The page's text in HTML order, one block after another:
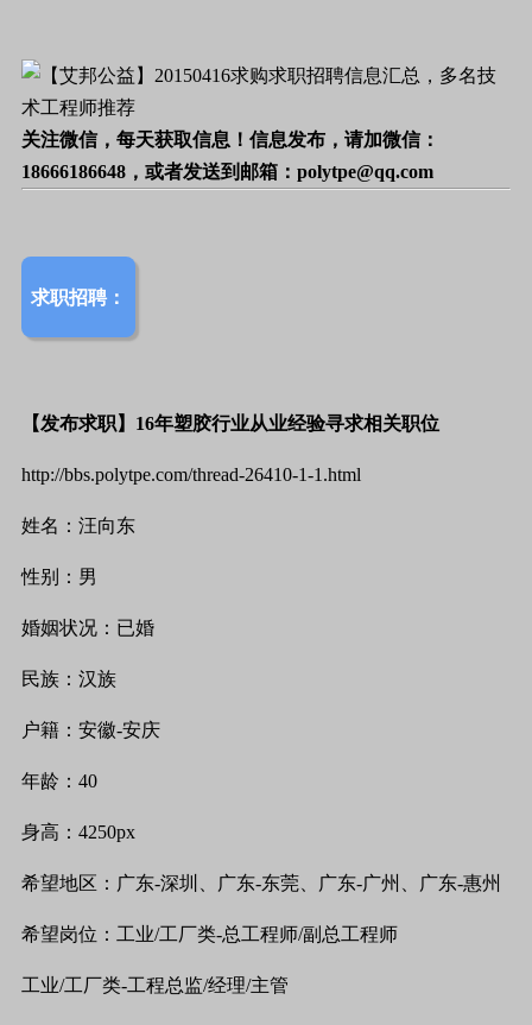
关注微信，每天获取信息！信息发布，请加微信：
18666186648，或者发送到邮箱：polytpe@qq.com
求职招聘：
【发布求职】 16年塑胶行业从业经验寻求相关职位
http://bbs.polytpe.com/thread-26410-1-1.html
姓名：汪向东
性别：男
婚姻状况：已婚
民族：汉族
户籍：安徽-安庆
年龄： 40
身高： 4250px
希望地区：广东-深圳、广东-东莞、广东-广州、广东-惠州
希望岗位：工业/工厂类-总工程师/副总工程师
工业/工厂类-工程总监/经理/主管